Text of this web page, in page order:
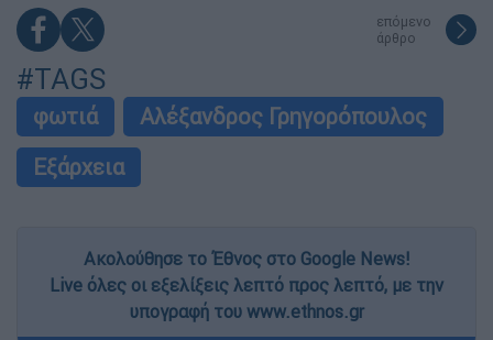
επόμενο
άρθρο
#TAGS
φωτιά
Αλέξανδρος Γρηγορόπουλος
Εξάρχεια
Ακολούθησε το Έθνος στο Google News!
Live όλες οι εξελίξεις λεπτό προς λεπτό, με την
υπογραφή του www.ethnos.gr